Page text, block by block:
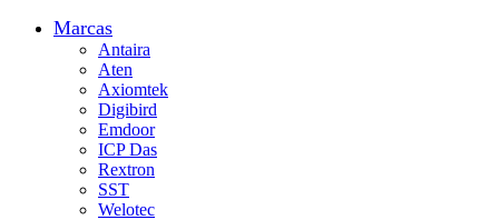
Marcas
Antaira
Aten
Axiomtek
Digibird
Emdoor
ICP Das
Rextron
SST
Welotec